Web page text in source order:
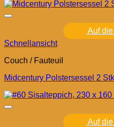
Auf
Schnellansicht
Couch / Fauteuil
Midcentury Polstersessel 2 Stk
Auf